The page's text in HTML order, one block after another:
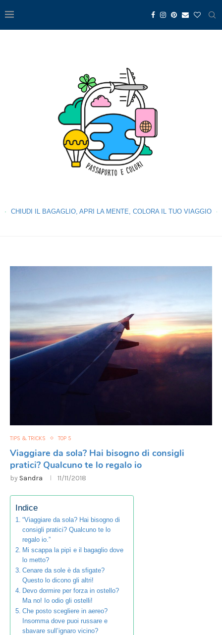
CHIUDI IL BAGAGLIO, APRI LA MENTE, COLORA IL TUO VIAGGIO
TIPS & TRICKS TOP 5
Viaggiare da sola? Hai bisogno di consigli
pratici? Qualcuno te lo regalo io
by Sandra 11/11/2018
Indice
“Viaggiare da sola? Hai bisogno di
consigli pratici? Qualcuno te lo
regalo io.”
Mi scappa la pipì e il bagaglio dove
lo metto?
Cenare da sole è da sfigate?
Questo lo dicono gli altri!
Devo dormire per forza in ostello?
Ma no! Io odio gli ostelli!
Che posto scegliere in aereo?
Insomma dove puoi russare e
sbavare sull’ignaro vicino?